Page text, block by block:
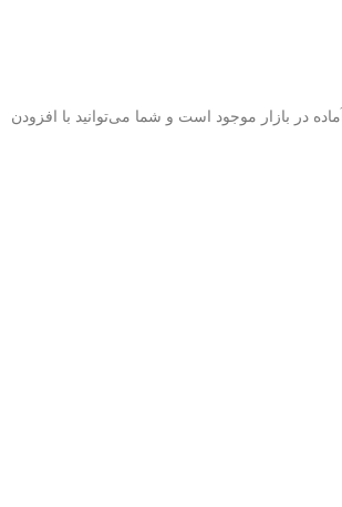
در بازار موجود است و شما می‌توانید با افزودن